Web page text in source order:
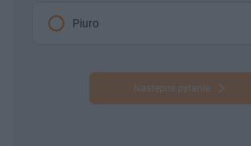
Piuro
Następne pytanie